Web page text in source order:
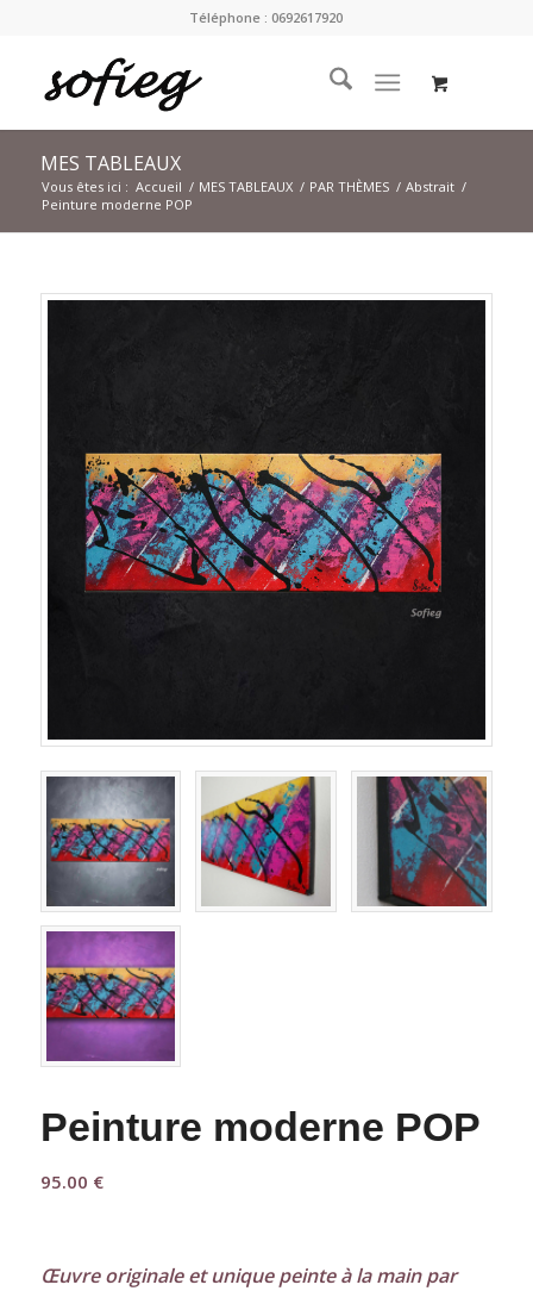
Téléphone : 0692617920
MES TABLEAUX
Vous êtes ici : Accueil / MES TABLEAUX / PAR THÈMES / Abstrait /
Peinture moderne POP
Peinture moderne POP
95.00 €
Œuvre originale et unique peinte à la main par